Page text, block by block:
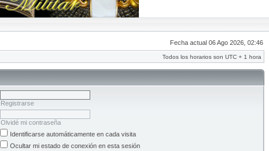
Fecha actual 06 Ago 2026, 02:46
Todos los horarios son UTC + 1 hora
Registrarse
Olvidé mi contraseña
Identificarse automáticamente en cada visita
Ocultar mi estado de conexión en esta sesión